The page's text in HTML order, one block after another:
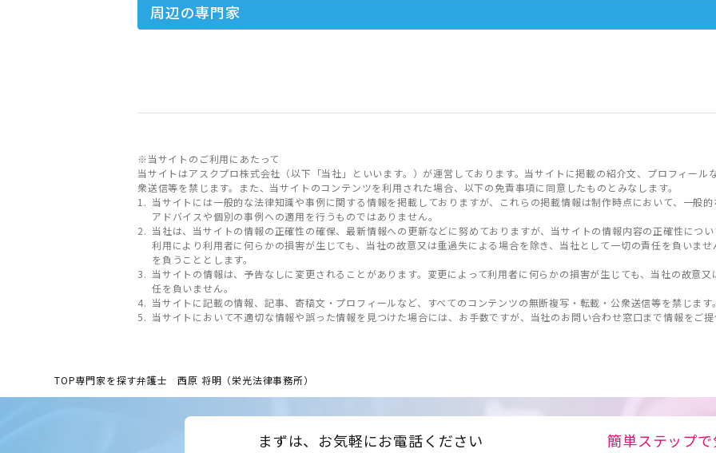
周辺の専門家
※当サイトのご利用にあたって
当サイトはアスクプロ株式会社（以下「当社」といいます。）が運営しております。当サイトに掲載の紹介文、プロフィール
衆送信等を禁じます。また、当サイトのコンテンツを利用された場合、以下の免責事項に同意したものとみなします。
当サイトには一般的な法律知識や事例に関する情報を掲載しておりますが、これらの掲載情報は制作時点において、一般
アドバイスや個別の事例への適用を行うものではありません。
当社は、当サイトの情報の正確性の確保、最新情報への更新などに努めておりますが、当サイトの情報内容の正確性につ
利用により利用者に何らかの損害が生じても、当社の故意又は重過失による場合を除き、当社として一切の責任を負いま
を負うこととします。
当サイトの情報は、予告なしに変更されることがあります。変更によって利用者に何らかの損害が生じても、当社の故意
任を負いません。
当サイトに記載の情報、記事、寄稿文・プロフィールなど、すべてのコンテンツの無断複写・転載・公衆送信等を禁じます
当サイトにおいて不適切な情報や誤った情報を見つけた場合には、お手数ですが、当社のお問い合わせ窓口まで情報をご
TOP専門家を探す弁護士 西原 将明（栄光法律事務所）
まずは、お気軽にお電話ください 簡単ステップ